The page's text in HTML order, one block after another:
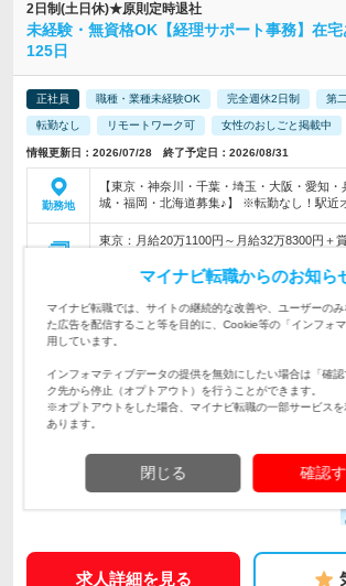
2日制(土日休)★原則定時退社
未経験・無資格OK【経理サポート事務】在
125日
正社員 職種・業種未経験OK 完全週休2日制 第
転勤なし リモートワーク可 女性のおしごと掲載中
情報更新日：2026/07/28 終了予定日：2026/08/31
勤務地
【東京・神奈川・千葉・埼玉・大阪・愛知
城・福岡・北海道募集♪】 ※転勤なし！駅近
東京：月給20万1100円～月給32万8300円＋
初年度の年収：250～437万円
仕事内容
《未経験からオフィスワークデビュー◎》伝
の作成など経理アシスタント業務をお任せ
員化実績1641名(2026年時点)
対象と
なる方
<第二新卒・既卒・未経験歓迎>志望動機・
でゼロからのスタートを応援します*.ネイル
服もOKでおしゃれも楽しめる♪
設立：1987年6月／従業員数：1,954人／本社所在
地：東京都
求人詳細を見る
マイナビ転職からのお知ら
マイナビ転職では、サイトの継続的な改善や、ユーザーの
た広告を配信すること等を目的に、Cookie等の「インフォ
用しています。
インフォマティブデータの提供を無効にしたい場合は「確
ク先から停止（オプトアウト）を行うことができます。
※オプトアウトをした場合、マイナビ転職の一部サービス
あります。
閉じる 確認